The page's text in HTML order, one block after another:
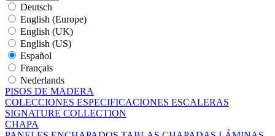
Deutsch
English (Europe)
English (UK)
English (US)
Español
Français
Nederlands
PISOS DE MADERA
COLECCIONES ESPECIFICACIONES ESCALERAS
SIGNATURE COLLECTION
CHAPA